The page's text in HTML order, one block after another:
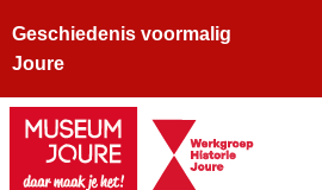
Geschiedenis voormalig
Joure